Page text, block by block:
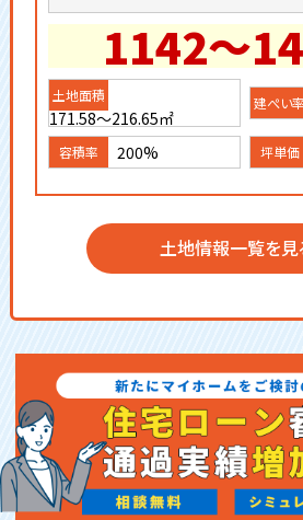
1142～
171.58～216.65㎡
200%
土地情報一覧を見